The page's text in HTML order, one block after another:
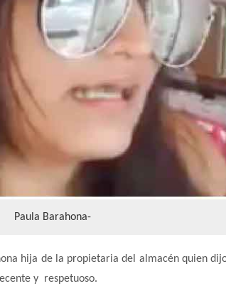
Paula Barahona-
hija de la propietaria del almacén quien
y respetuoso.